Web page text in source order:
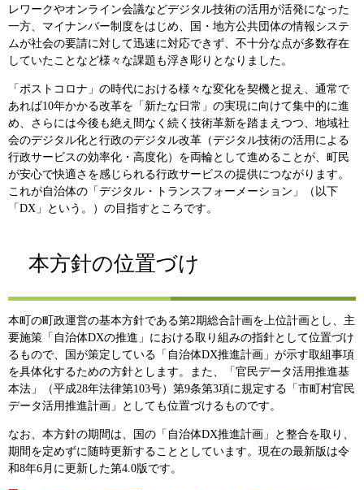
レワークやオンライン会議などデジタル技術の活用が活発になった
一方、マイナンバー制度をはじめ、国・地方公共団体の情報システ
ムが社会の要請に対して迅速に対応できず、不十分な点が多数存在
していたことなど様々な課題も浮き彫りとなりました。
「ポストコロナ」の時代における様々な変化を契機と捉え、通常で
あれば10年かかる改革を「新たな日常」の実現に向けて集中的に進
め、さらには今後も絶え間なく続く技術革新を踏まえつつ、地域社
会のデジタル化と行政のデジタル改革（デジタル技術の活用による
行政サービスの効率化・高度化）を両輪として進めることが、町民
が安心で快適さを感じられる行政サービスの提供につながります。
これが自治体の「デジタル・トランスフォーメーション」（以下
「DX」という。）の目指すところです。
本方針の位置づけ
本町の町政運営の基本方針である第2期総合計画を上位計画とし、主
要施策「自治体DXの推進」における取り組みの指針として位置づけ
るもので、国が策定している「自治体DX推進計画」が示す取組事項
を具体化するための方針とします。また、「官民データ活用推進基
本法」（平成28年法律第103号）第9条第3項に規定する「市町村官民
データ活用推進計画」としても位置づけるものです。
なお、本方針の期間は、国の「自治体DX推進計画」と整合を取り、
期間を定めずに随時更新することとしています。現在の最新版は令
和8年6月に更新した第4.0版です。